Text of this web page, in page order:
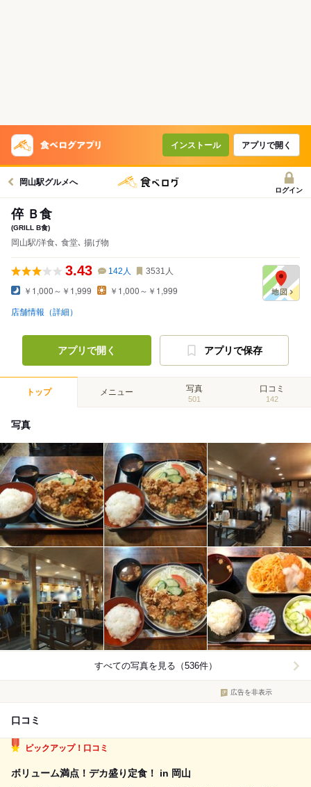
インストール アプリで開く
岡山駅グルメへ
ログイン
倅 Ｂ食
(GRILL B食)
岡山駅/洋食､ 食堂､ 揚げ物
3.43 142 人 3531 人
￥1,000～￥1,999 ￥1,000～￥1,999
店舗情報（詳細）
アプリで開く アプリで保存
トップ メニュー 写真
501
口コミ
142
写真
すべての写真を見る（536件）
広告を非表示
口コミ
ピックアップ！口コミ
ボリューム満点！デカ盛り定食！ in 岡山